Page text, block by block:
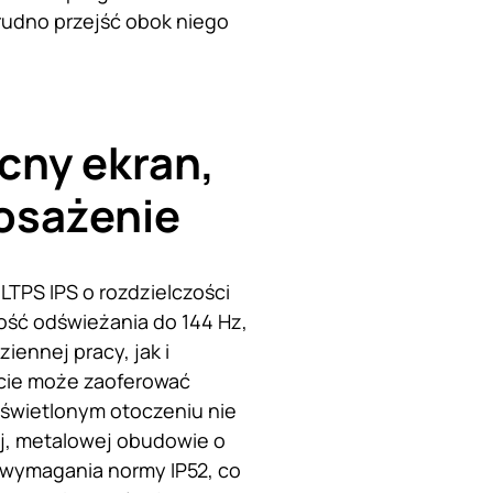
przejść obok niego
ekran,
IPS o rozdzielczości
odświeżania do 144 Hz,
pracy, jak i
może zaoferować
otoczeniu nie
metalowej obudowie o
normy IP52, co